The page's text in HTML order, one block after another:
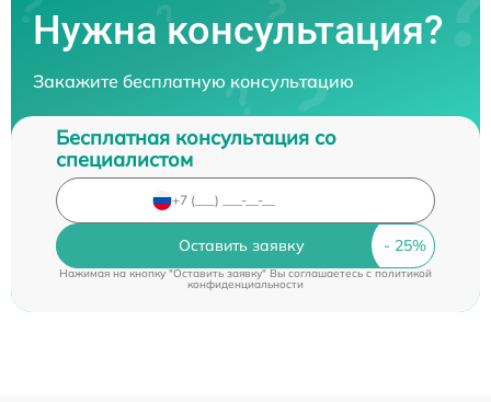
Нужна консультация?
Закажите бесплатную консультацию
Бесплатная консультация со
специалистом
Оставить заявку
Нажимая на кнопку "Оставить заявку" Вы соглашаетесь cполитикой
конфиденциальности